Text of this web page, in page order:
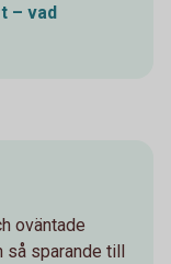
– vad
oväntade
sparande till